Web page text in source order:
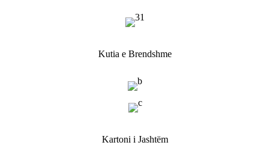
Kutia e Brendshme
Kartoni i Jashtëm